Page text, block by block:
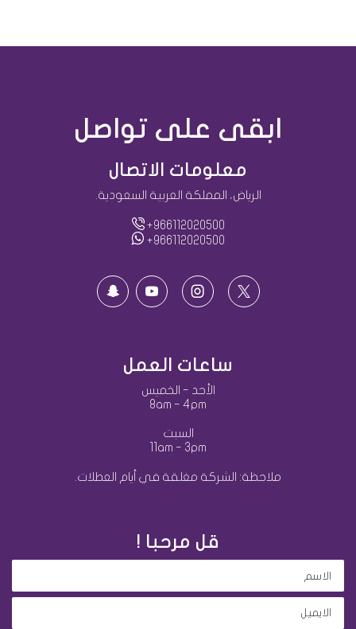
ابقى على تواصل
معلومات الاتصال
الرياض، المملكة العربية السعودية.
+966112020500
+966112020500
ساعات العمل
الأحد - الخميس
8am - 4pm
السبت
11am - 3pm
ملاحظة: الشركة مغلقة في أيام العطلات.
قل مرحبا !